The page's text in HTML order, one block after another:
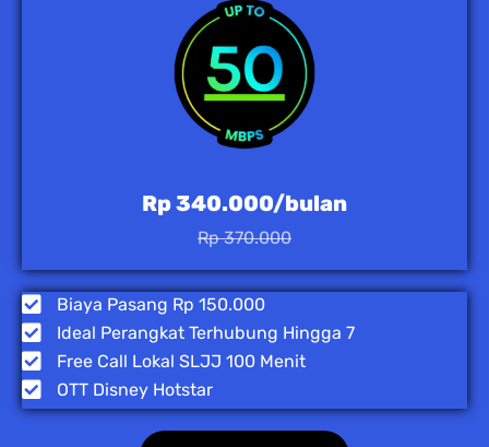
Rp 340.000/bulan
Rp 370.000
Biaya Pasang Rp 150.000
Ideal Perangkat Terhubung Hingga 7
Free Call Lokal SLJJ 100 Menit
OTT Disney Hotstar